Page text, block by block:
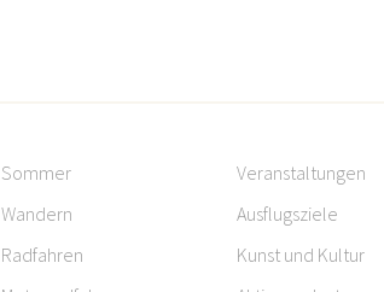
Sommer
Wandern
Radfahren
Veranstaltungen
Ausflugsziele
Kunst und Kultur